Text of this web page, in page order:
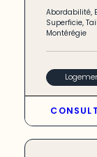
Abordabilité,
Superficie,
Montérégie